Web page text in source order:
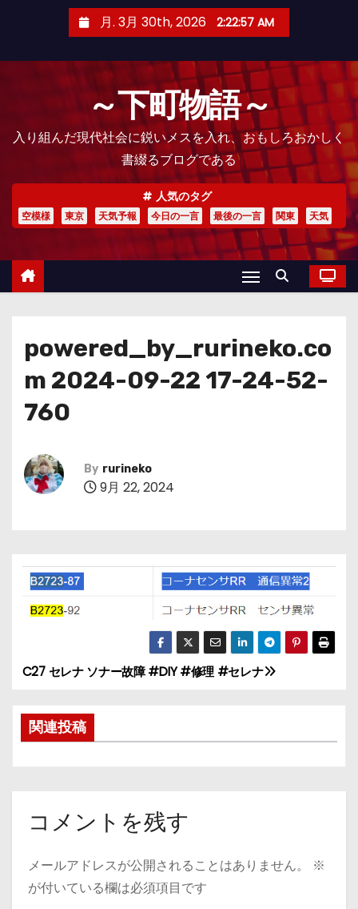
月. 3月 30th, 2026 2:22:58 AM
～下町物語～
入り組んだ現代社会に鋭いメスを入れ、おもしろおかしく
書綴るブログである
人気のタグ
空模様 東京 天気予報 今日の一言 最後の一言 関東 天気
powered_by_rurineko.co
m 2024-09-22 17-24-52-
760
By rurineko
9月 22, 2024
投
稿
ナ
ゲ
シ
C27 セレナ ソナー故障 #DIY #修理 #セレナ
関連投稿
コメントを残す
メールアドレスが公開されることはありません。
※
が付いている欄は必須項目です